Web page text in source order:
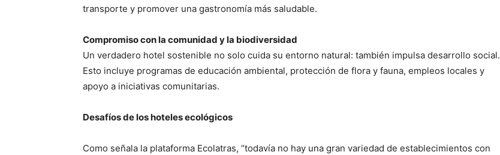
transporte y promover una gastronomía más saludable.
Compromiso con la comunidad y la biodiversidad
Un verdadero hotel sostenible no solo cuida su entorno natural: también impulsa desarrollo social.
Esto incluye programas de educación ambiental, protección de flora y fauna, empleos locales y
apoyo a iniciativas comunitarias.
Desafíos de los hoteles ecológicos
Como señala la plataforma Ecolatras, “todavía no hay una gran variedad de establecimientos con